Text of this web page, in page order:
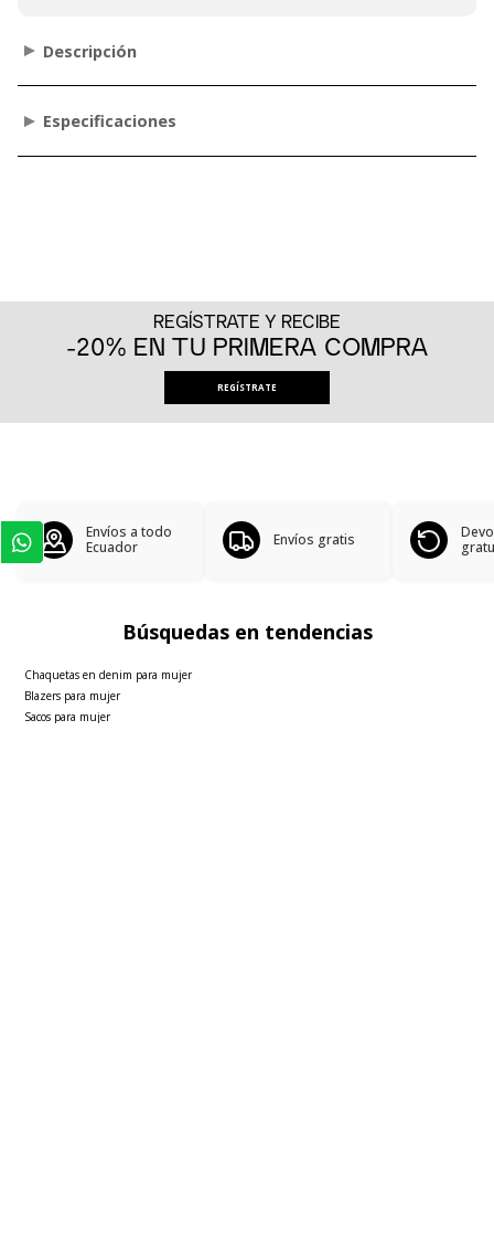
Descripción
Especificaciones
REGÍSTRATE Y RECIBE
-20% EN TU PRIMERA COMPRA
REGÍSTRATE
Envíos a todo
Ecuador
Envíos gratis
Búsquedas en tendencias
Chaquetas en denim para mujer
Blazers para mujer
Sacos para mujer